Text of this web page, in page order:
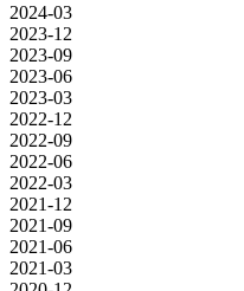
2024-03
2023-12
2023-09
2023-06
2023-03
2022-12
2022-09
2022-06
2022-03
2021-12
2021-09
2021-06
2021-03